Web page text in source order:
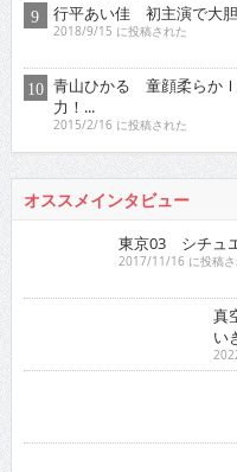
行平あい佳 初主演で大
2018/9/15 に投稿された
青山ひかる 童顔柔らか
力！...
2015/2/16 に投稿された
オススメインタビュー
東京03 シチュ
2017/11/16 に投稿さ
真空ジェシカ
2022/7/16 に投稿さ
ロザン クイズ